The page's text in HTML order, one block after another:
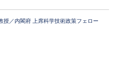
授／内閣府 上席科学技術政策フェロー